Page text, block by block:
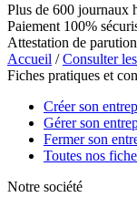
Plus de 600 journaux
Paiement 100%
Attestation de
Accueil /Consulter
Fiches pratiques et
Créer son
Gérer son
Fermer son
Toutes nos
Notre société